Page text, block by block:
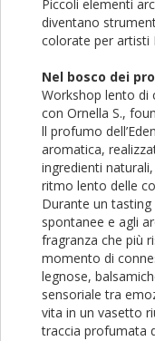
Piccoli elementi
diventano
colorate per artisti
Nel bosco dei
Workshop lento di
con Ornella S.,
ll profumo
aromatica,
ingredienti
ritmo lento delle
Durante un
spontanee e agli
fragranza che più
momento di
legnose,
sensoriale tra
vita in un vasetto
traccia profumata